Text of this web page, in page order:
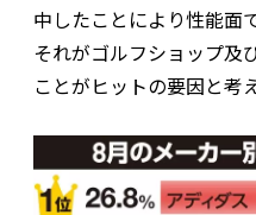
中したことにより性能面
それがゴルフショップ及
ことがヒットの要因と考